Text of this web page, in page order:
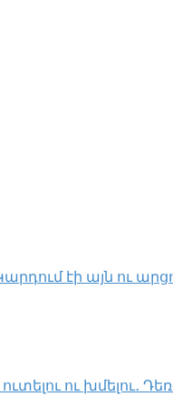
էի այն ու
ու խմելու․ Դեռ